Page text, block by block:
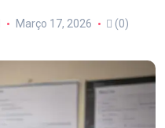
Março 17, 2026 (0)